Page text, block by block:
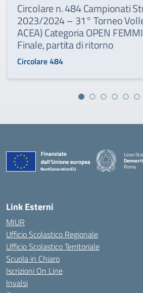
Circolare n. 484 Campionati
2023/2024 – 31° Torneo
ACEA) Categoria OPEN
Finale, partita di ritorno
Circolare 484
Liceo
Roma
Link Esterni
MIUR
Ufficio Scolastico Regionale
Ufficio Scolastico Territoriale
Scuola in Chiaro
Iscrizioni On Line
Invalsi